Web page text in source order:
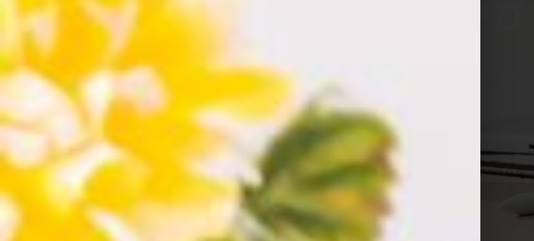
תכנות אפליקציות